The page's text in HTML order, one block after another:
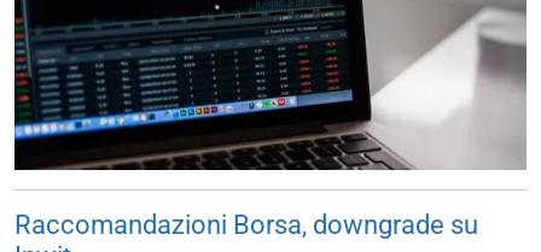
Raccomandazioni Borsa, downgrade su